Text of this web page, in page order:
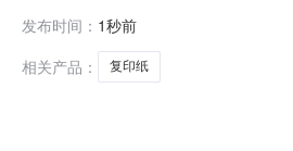
75.00000014850.000000
发布时间： 1秒前
相关产品：
复印纸